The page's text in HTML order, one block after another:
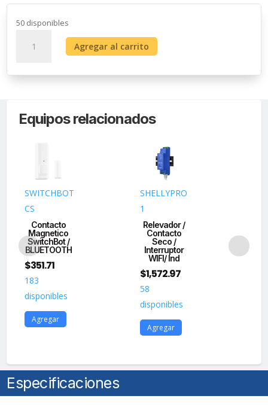
50 disponibles
Light
2
Domo
Megapixel
Lente
2.8
12
mm
mts
Luz
Blanca
mts
IR
/
Agregar al carrito
Equipos relacionados
SWITCHBOT
CS
Contacto
Magnetico
SwitchBot /
BLUETOOTH
$351.71
183
disponibles
Agregar
SHELLYPRO
1
Relevador /
Contacto
Seco /
Interruptor
WIFI/ Ind
$1,572.97
58
disponibles
Agregar
Especificaciones